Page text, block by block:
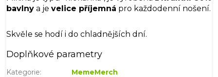
bavlny a je velice příjemná pro každodenní nošení.
Skvěle se hodí i do chladnějších dní.
Doplňkové parametry
Kategorie:
MemeMerch